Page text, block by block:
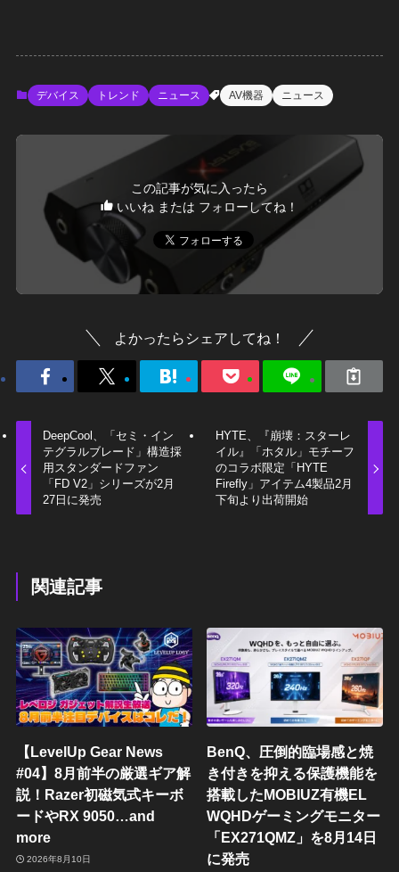
デバイス トレンド ニュース AV機器 ニュース
この記事が気に入ったら
いいね または フォローしてね！
よかったらシェアしてね！
DeepCool、「セミ・イン
テグラルブレード」構造採
用スタンダードファン
「FD V2」シリーズが2月
27日に発売
HYTE、『崩壊：スターレ
イル』「ホタル」モチーフ
のコラボ限定「HYTE
Firefly」アイテム4製品2月
下旬より出荷開始
関連記事
【LevelUp Gear News
#04】8月前半の厳選ギア解
説！Razer初磁気式キーボ
ードやRX 9050…and
more
2026年8月10日
BenQ、圧倒的臨場感と焼
き付きを抑える保護機能を
搭載したMOBIUZ有機EL
WQHDゲーミングモニター
「EX271QMZ」を8月14日
に発売